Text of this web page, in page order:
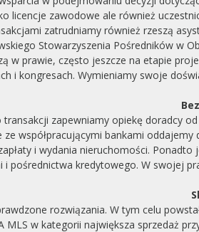
licencje zawodowe ale również
zatrudniamy również rzeszą
Stowarzyszenia Pośredników w
w prawie, często jeszcze na etapie
i kongresach. Wymieniamy swoje
zapewniamy opiekę doradcy
współpracującymi bankami
i wydania nieruchomości.
pośrednictwa kredytowego. W swojej
rozwiązania. W tym celu
MLS w kategorii największa sprzedaż